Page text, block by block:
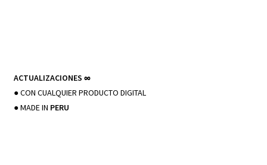
ACTUALIZACIONES ∞
● CON CUALQUIER PRODUCTO DIGITAL
● MADE IN PERU